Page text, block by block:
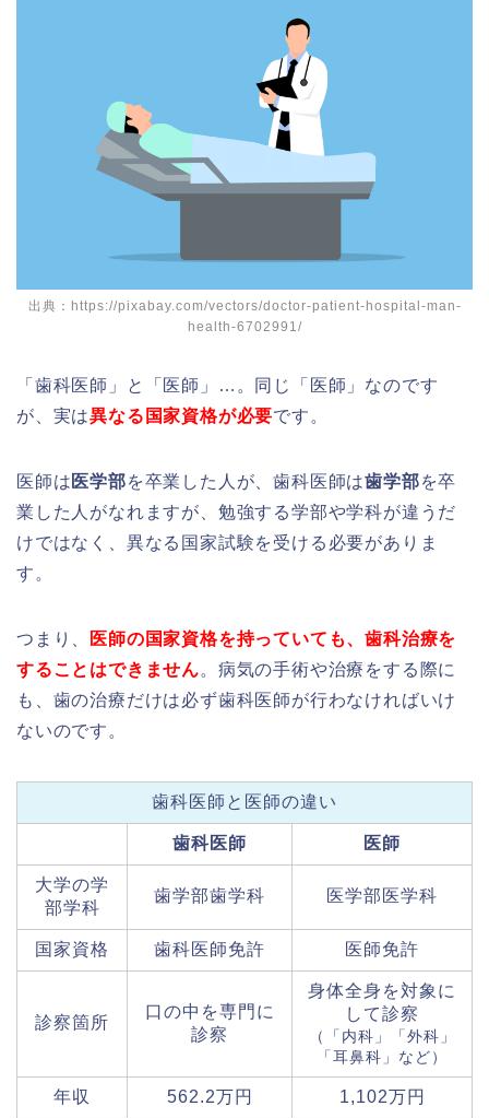
出典：https://pixabay.com/vectors/doctor-patient-hospital-man-
health-6702991/
「歯科医師」と「医師」…。同じ「医師」なのです
が、実は異なる国家資格が必要です。
医師は 医学部を卒業した人が、歯科医師は歯学部を卒
業した人がなれますが、勉強する学部や学科が違うだ
けではなく、異なる国家試験を受ける必要がありま
す。
つまり、
医師の国家資格を持っていても、歯科治療を
することはできません。病気の手術や治療をする際に
も、歯の治療だけは必ず歯科医師が行わなければいけ
ないのです。
歯科医師と医師の違い
歯科医師 医師
大学の学
部学科
歯学部歯学科 医学部医学科
国家資格 歯科医師免許 医師免許
診察箇所
口の中を専門に
診察
身体全身を対象に
して診察
（「内科」「外科」
「耳鼻科」など）
年収 562.2万円 1,102万円